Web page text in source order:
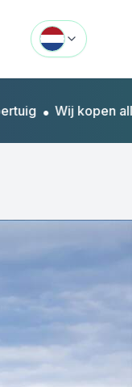
• Wij kopen alle